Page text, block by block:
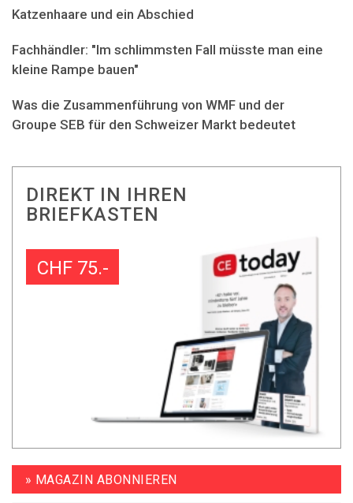
Katzenhaare und ein Abschied
Fachhändler: "Im schlimmsten Fall müsste man eine
kleine Rampe bauen"
Was die Zusammenführung von WMF und der
Groupe SEB für den Schweizer Markt bedeutet
DIREKT IN IHREN
BRIEFKASTEN
CHF 75.-
» MAGAZIN ABONNIEREN